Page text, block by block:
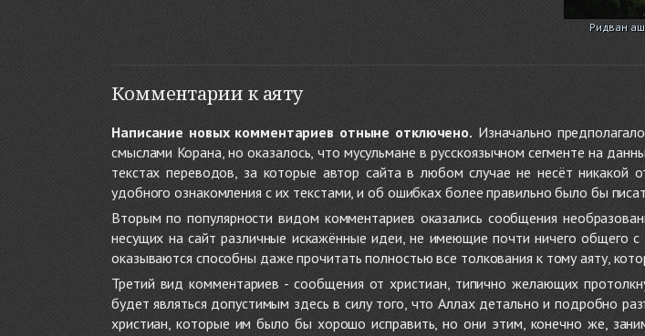
Ридван
Комментарии к аяту
Написание новых комментариев отныне отключено. Изначально
смыслами Корана, но оказалось, что мусульмане в русскоязычном сегменте на
текстах переводов, за которые автор сайта в любом случае не несёт
удобного ознакомления с их текстами, и об ошибках более правильно было бы
Вторым по популярности видом комментариев оказались сообщения
несущих на сайт различные искажённые идеи, не имеющие почти ничего
оказываются способны даже прочитать полностью все толкования к тому аяту,
Третий вид комментариев - сообщения от христиан, типично желающих
будет являться допустимым здесь в силу того, что Аллах детально и подробно
христиан, которые им было бы хорошо исправить, но они этим, конечно же,